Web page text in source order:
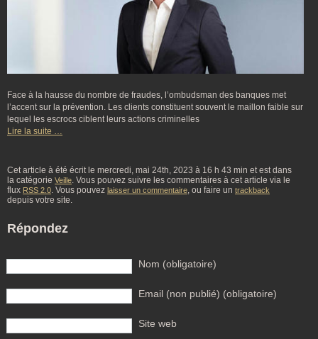
Face à la hausse du nombre de fraudes, l’ombudsman des banques met
l’accent sur la prévention. Les clients constituent souvent le maillon faible sur
lequel les escrocs ciblent leurs actions criminelles
Lire la suite …
Cet article à été écrit le mercredi, mai 24th, 2023 à 16 h 43 min et est dans
la catégorie Veille. Vous pouvez suivre les commentaires à cet article via le
flux RSS 2.0. Vous pouvez laisser un commentaire, ou faire un trackback
depuis votre site.
Répondez
Nom (obligatoire)
Email (non publié) (obligatoire)
Site web